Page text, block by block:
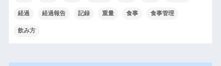
経過 経過報告 記録 重量 食事 食事管理
飲み方